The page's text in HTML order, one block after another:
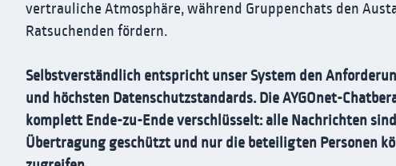
vertrauliche Atmosphäre, während Gruppenchats den
Ratsuchenden fördern.
Selbstverständlich entspricht unser System den
und höchsten Datenschutzstandards. Die AYGOnet-
komplett Ende-zu-Ende verschlüsselt: alle Nachrichten
Übertragung geschützt und nur die beteiligten Personen